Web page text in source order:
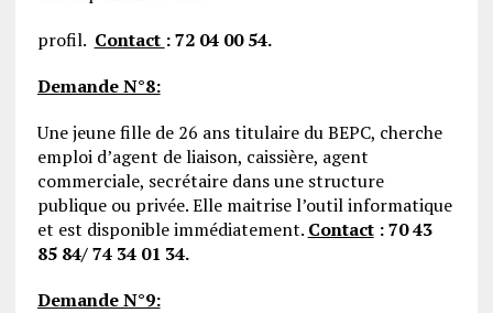
profil. Contact : 72 04 00 54.
Demande N°8:
Une jeune fille de 26 ans titulaire du BEPC, cherche
emploi d’agent de liaison, caissière, agent
commerciale, secrétaire dans une structure
publique ou privée. Elle maitrise l’outil informatique
et est disponible immédiatement. Contact: 70 43
85 84/ 74 34 01 34.
Demande N°9: